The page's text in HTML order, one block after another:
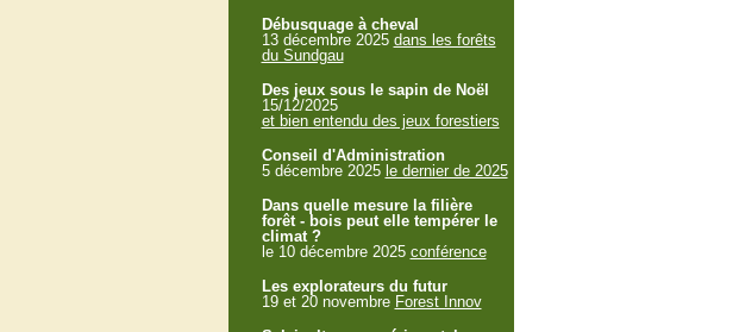
Débusquage à cheval
13 décembre 2025 dans les forêts
du Sundgau
Des jeux sous le sapin de Noël
15/12/2025
et bien entendu des jeux forestiers
Conseil d'Administration
5 décembre 2025 le dernier de 2025
Dans quelle mesure la filière
forêt - bois peut elle tempérer le
climat ?
le 10 décembre 2025 conférence
Les explorateurs du futur
19 et 20 novembre Forest Innov